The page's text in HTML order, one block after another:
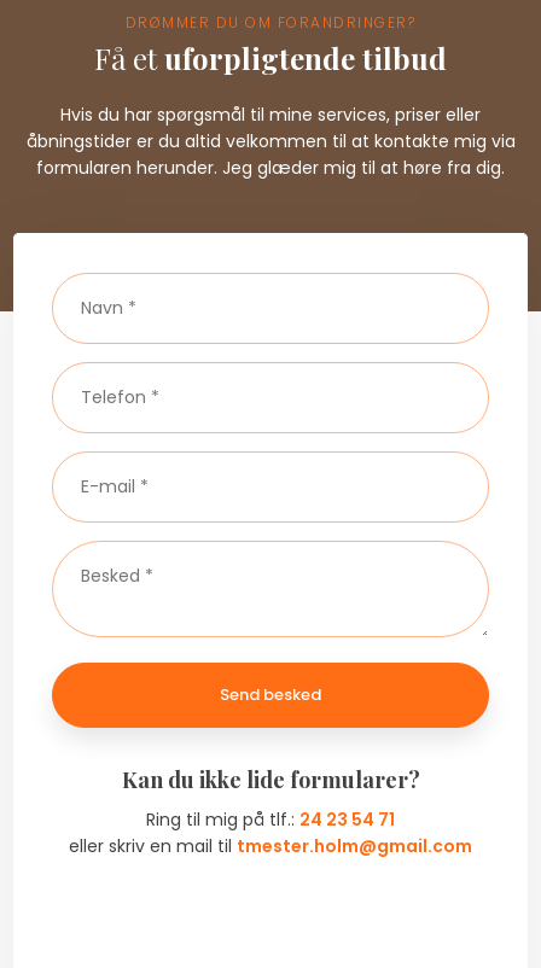
DRØMMER DU OM FORANDRINGER?
Få etuforpligtende tilbud
Hvis du har spørgsmål til mine services, priser eller
åbningstider er du altid velkommen til at kontakte mig via
formularen herunder. Jeg glæder mig til at høre fra dig.
​Kan du ikke lide formularer?
Ring til mig på tlf.: 24 23 54 71
​eller skriv en mail til tmester.holm@gmail.com